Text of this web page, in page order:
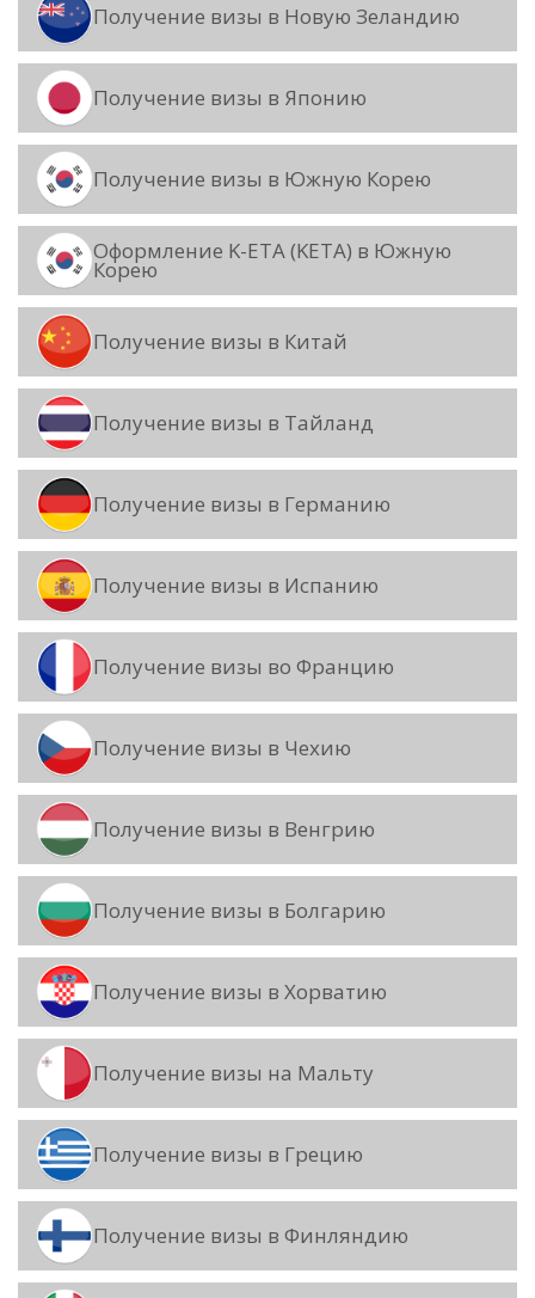
Получение визы в Новую Зеландию
Получение визы в Японию
Получение визы в Южную Корею
Оформление K-ETA (KETA) в Южную
Корею
Получение визы в Китай
Получение визы в Тайланд
Получение визы в Германию
Получение визы в Испанию
Получение визы во Францию
Получение визы в Чехию
Получение визы в Венгрию
Получение визы в Болгарию
Получение визы в Хорватию
Получение визы на Мальту
Получение визы в Грецию
Получение визы в Финляндию